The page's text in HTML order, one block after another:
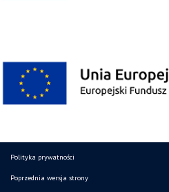
Polityka prywatności
Poprzednia wersja strony